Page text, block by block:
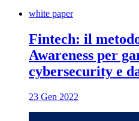
white paper
Fintech: il
Awareness per
cybersecurity e
23 Gen 2022